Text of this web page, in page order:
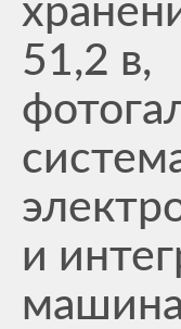
51,2 в,
и